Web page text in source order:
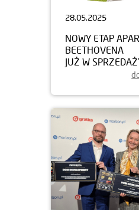
28.05.2025
NOWY ETAP
BEETHOVENA
JUŻ W